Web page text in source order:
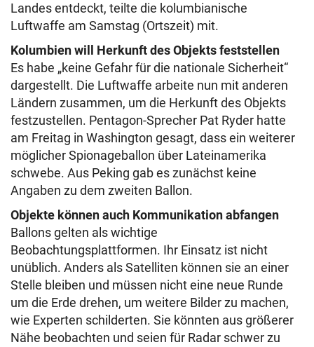
Landes entdeckt, teilte die kolumbianische
Luftwaffe am Samstag (Ortszeit) mit.
Kolumbien will Herkunft des Objekts feststellen
Es habe „keine Gefahr für die nationale Sicherheit“
dargestellt. Die Luftwaffe arbeite nun mit anderen
Ländern zusammen, um die Herkunft des Objekts
festzustellen. Pentagon-Sprecher Pat Ryder hatte
am Freitag in Washington gesagt, dass ein weiterer
möglicher Spionageballon über Lateinamerika
schwebe. Aus Peking gab es zunächst keine
Angaben zu dem zweiten Ballon.
Objekte können auch Kommunikation abfangen
Ballons gelten als wichtige
Beobachtungsplattformen. Ihr Einsatz ist nicht
unüblich. Anders als Satelliten können sie an einer
Stelle bleiben und müssen nicht eine neue Runde
um die Erde drehen, um weitere Bilder zu machen,
wie Experten schilderten. Sie könnten aus größerer
Nähe beobachten und seien für Radar schwer zu